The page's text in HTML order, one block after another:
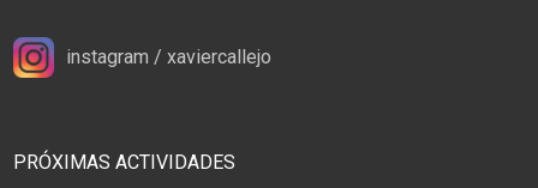
instagram / xaviercallejo
PRÓXIMAS ACTIVIDADES